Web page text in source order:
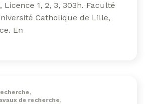
Licence 1, 2, 3, 303h. Faculté
Catholique de Lille,
En
,
de recherche,